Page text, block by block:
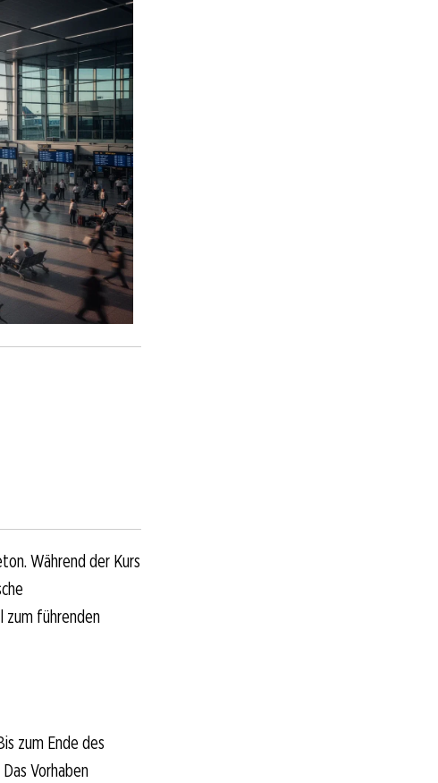
Während der Kurs
führenden
zum Ende des
Vorhaben